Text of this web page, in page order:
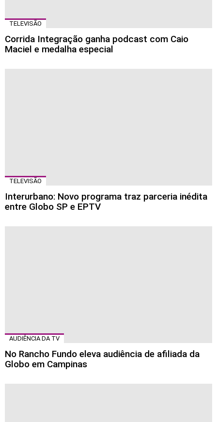
TELEVISÃO
Corrida Integração ganha podcast com Caio
Maciel e medalha especial
TELEVISÃO
Interurbano: Novo programa traz parceria inédita
entre Globo SP e EPTV
AUDIÊNCIA DA TV
No Rancho Fundo eleva audiência de afiliada da
Globo em Campinas